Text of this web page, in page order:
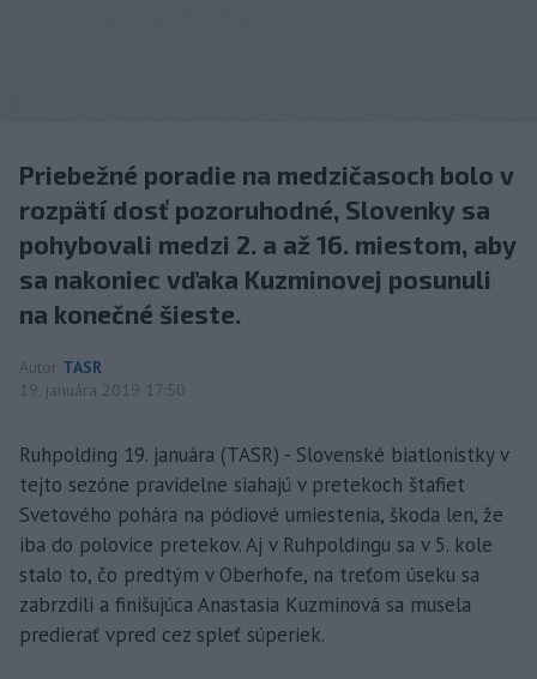
Priebežné poradie na medzičasoch bolo v
rozpätí dosť pozoruhodné, Slovenky sa
pohybovali medzi 2. a až 16. miestom, aby
sa nakoniec vďaka Kuzminovej posunuli
na konečné šieste.
Autor TASR
19. januára 2019 17:50
Ruhpolding 19. januára (TASR) - Slovenské biatlonistky v
tejto sezóne pravidelne siahajú v pretekoch štafiet
Svetového pohára na pódiové umiestenia, škoda len, že
iba do polovice pretekov. Aj v Ruhpoldingu sa v 5. kole
stalo to, čo predtým v Oberhofe, na treťom úseku sa
zabrzdili a finišujúca Anastasia Kuzminová sa musela
predierať vpred cez spleť súperiek.